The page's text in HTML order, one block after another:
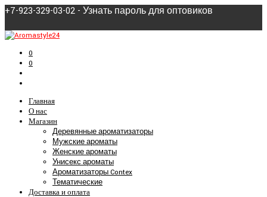
+7-923-329-03-02 - Узнать пароль для оптовиков
0
0
Главная
О нас
Магазин
Деревянные ароматизаторы
Мужские ароматы
Женские ароматы
Унисекс ароматы
Ароматизаторы Contex
Тематические
Доставка и оплата